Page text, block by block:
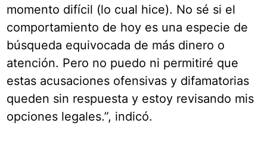
momento difícil (lo cual hice). No sé si el
comportamiento de hoy es una especie de
búsqueda equivocada de más dinero o
atención. Pero no puedo ni permitiré que
estas acusaciones ofensivas y difamatorias
queden sin respuesta y estoy revisando mis
opciones legales.”, indicó.